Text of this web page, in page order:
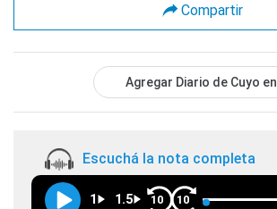
Compartir
Agregar Diario de Cuyo en
Escuchá la nota completa
1 1.5 10 10